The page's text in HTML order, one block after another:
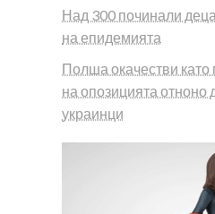
Над 300 починали
на епидемията
Полша окачестви
на опозицията отноно
украинци